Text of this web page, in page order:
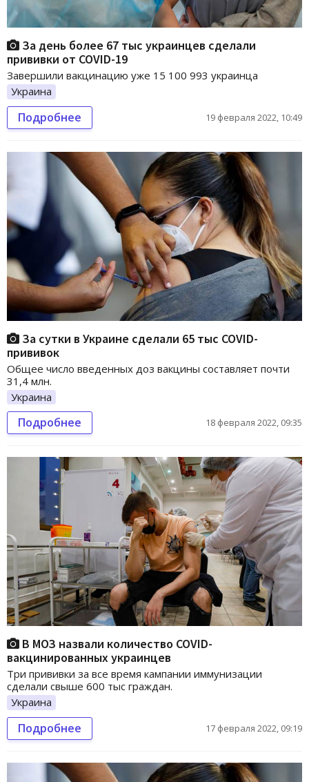
За день более 67 тыс украинцев сделали
прививки от COVID-19
Завершили вакцинацию уже 15 100 993 украинца
Украина
Подробнее 19 февраля 2022, 10:49
За сутки в Украине сделали 65 тыс COVID-
прививок
Общее число введенных доз вакцины составляет почти
31,4 млн.
Украина
Подробнее 18 февраля 2022, 09:35
В МОЗ назвали количество COVID-
вакцинированных украинцев
Три прививки за все время кампании иммунизации
сделали свыше 600 тыс граждан.
Украина
Подробнее 17 февраля 2022, 09:19